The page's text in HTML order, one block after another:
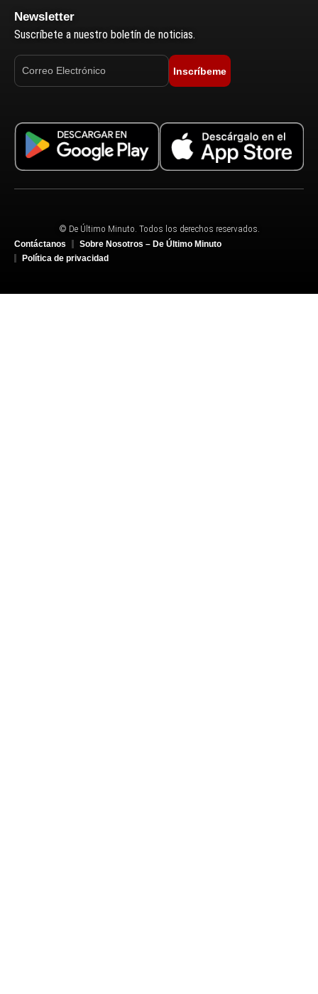
Newsletter
Suscríbete a nuestro boletín de noticias.
Inscríbeme
© De Último Minuto. Todos los derechos reservados.
Contáctanos
Sobre Nosotros – De Último Minuto
Política de privacidad